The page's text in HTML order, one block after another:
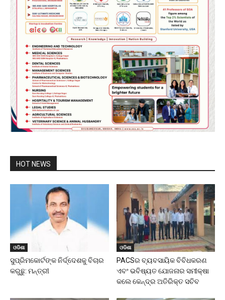
HOT NEWS
ଓଡିଶା
ସୁପ୍ରିମକୋର୍ଟଙ୍କ ନିର୍ଦ୍ଦେଶକୁ ବିଚାର
କରୁଛୁ: ମନ୍ତ୍ରୀ
ଓଡିଶା
PACSର ବ୍ୟବସାୟିକ ବିବିଧକରଣ
ଏବଂ ଭବିଷ୍ୟତ ଯୋଜନାର ସମୀକ୍ଷା
କଲେ କେନ୍ଦ୍ର ଅତିରିକ୍ତ ସଚିବ